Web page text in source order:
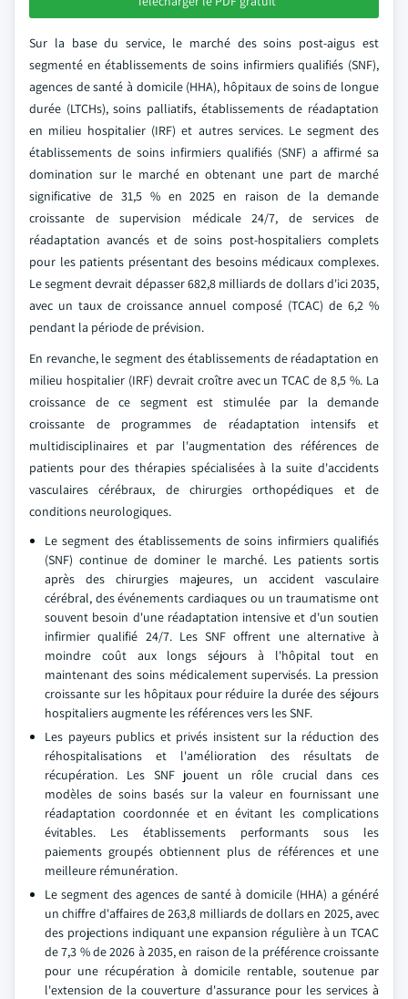
Sur la base du service, le marché des soins post-aigus est
segmenté en établissements de soins infirmiers qualifiés (SNF),
agences de santé à domicile (HHA), hôpitaux de soins de longue
durée (LTCHs), soins palliatifs, établissements de réadaptation
en milieu hospitalier (IRF) et autres services. Le segment des
établissements de soins infirmiers qualifiés (SNF) a affirmé sa
domination sur le marché en obtenant une part de marché
significative de 31,5 % en 2025 en raison de la demande
croissante de supervision médicale 24/7, de services de
réadaptation avancés et de soins post-hospitaliers complets
pour les patients présentant des besoins médicaux complexes.
Le segment devrait dépasser 682,8 milliards de dollars d'ici 2035,
avec un taux de croissance annuel composé (TCAC) de 6,2 %
pendant la période de prévision.
En revanche, le segment des établissements de réadaptation en
milieu hospitalier (IRF) devrait croître avec un TCAC de 8,5 %. La
croissance de ce segment est stimulée par la demande
croissante de programmes de réadaptation intensifs et
multidisciplinaires et par l'augmentation des références de
patients pour des thérapies spécialisées à la suite d'accidents
vasculaires cérébraux, de chirurgies orthopédiques et de
conditions neurologiques.
Le segment des établissements de soins infirmiers qualifiés
(SNF) continue de dominer le marché. Les patients sortis
après des chirurgies majeures, un accident vasculaire
cérébral, des événements cardiaques ou un traumatisme ont
souvent besoin d'une réadaptation intensive et d'un soutien
infirmier qualifié 24/7. Les SNF offrent une alternative à
moindre coût aux longs séjours à l'hôpital tout en
maintenant des soins médicalement supervisés. La pression
croissante sur les hôpitaux pour réduire la durée des séjours
hospitaliers augmente les références vers les SNF.
Les payeurs publics et privés insistent sur la réduction des
réhospitalisations et l'amélioration des résultats de
récupération. Les SNF jouent un rôle crucial dans ces
modèles de soins basés sur la valeur en fournissant une
réadaptation coordonnée et en évitant les complications
évitables. Les établissements performants sous les
paiements groupés obtiennent plus de références et une
meilleure rémunération.
Le segment des agences de santé à domicile (HHA) a généré
un chiffre d'affaires de 263,8 milliards de dollars en 2025, avec
des projections indiquant une expansion régulière à un TCAC
de 7,3 % de 2026 à 2035, en raison de la préférence croissante
pour une récupération à domicile rentable, soutenue par
l'extension de la couverture d'assurance pour les services à